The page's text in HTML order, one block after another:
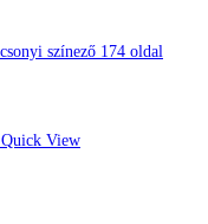
Quick View